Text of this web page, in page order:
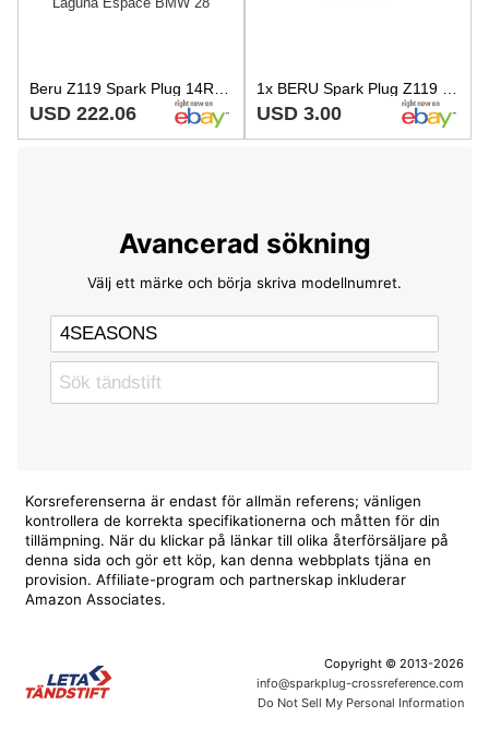
USD 222.06 USD 3.00
Avancerad sökning
Välj ett märke och börja skriva modellnumret.
Korsreferenserna är endast för allmän referens; vänligen
kontrollera de korrekta specifikationerna och måtten för din
tillämpning. När du klickar på länkar till olika återförsäljare på
denna sida och gör ett köp, kan denna webbplats tjäna en
provision. Affiliate-program och partnerskap inkluderar
Amazon Associates.
Copyright © 2013-2026
info@sparkplug-crossreference.com
Do Not Sell My Personal Information